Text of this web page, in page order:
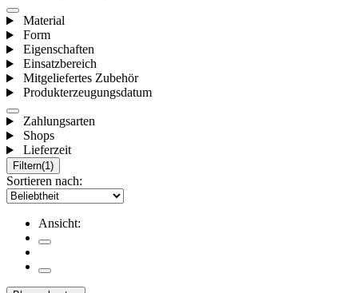
Material
Form
Eigenschaften
Einsatzbereich
Mitgeliefertes Zubehör
Produkterzeugungsdatum
Zahlungsarten
Shops
Lieferzeit
Filtern(1)
Sortieren nach:
Ansicht: